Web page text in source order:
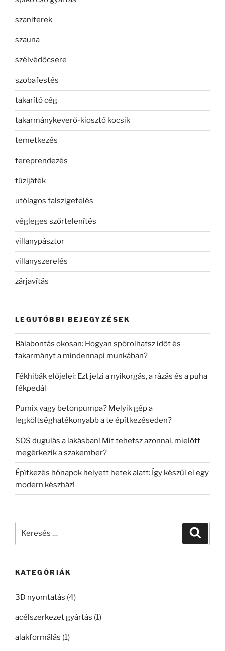
szaniterek
szauna
szélvédőcsere
szobafestés
takarító cég
takarmánykeverő-kiosztó kocsik
temetkezés
tereprendezés
tűzijáték
utólagos falszigetelés
végleges szőrtelenítés
villanypásztor
villanyszerelés
zárjavítás
LEGUTÓBBI BEJEGYZÉSEK
Bálabontás okosan: Hogyan spórolhatsz időt és
takarmányt a mindennapi munkában?
Fékhibák előjelei: Ezt jelzi a nyikorgás, a rázás és a puha
fékpedál
Pumix vagy betonpumpa? Melyik gép a
legköltséghatékonyabb a te építkezéseden?
SOS dugulás a lakásban! Mit tehetsz azonnal, mielőtt
megérkezik a szakember?
Építkezés hónapok helyett hetek alatt: Így készül el egy
modern készház!
KATEGÓRIÁK
3D nyomtatás (4)
acélszerkezet gyártás (1)
alakformálás (1)